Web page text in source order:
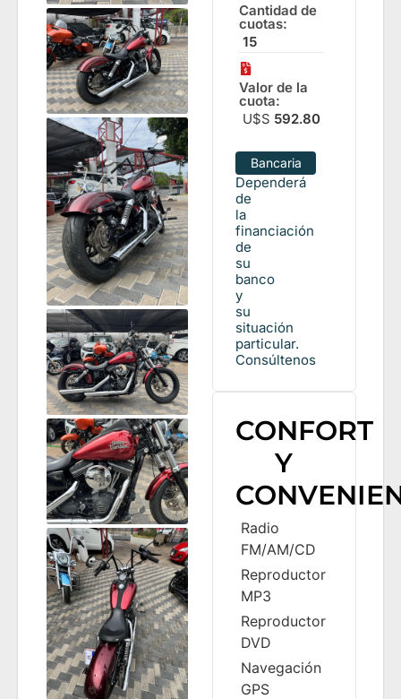
Cantidad de
cuotas:
15
Valor de la
cuota:
U$S 592.80
Bancaria
Dependerá
de
la
financiación
de
su
banco
y
su
situación
particular.
Consúltenos
CONFORT
Y
Radio
FM/AM/CD
Reproductor
MP3
Reproductor
DVD
Navegación
GPS